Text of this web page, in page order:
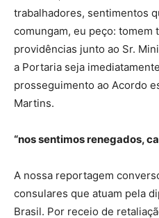
trabalhadores, sentimentos
comungam, eu peço: tomem
providências junto ao Sr.
a Portaria seja
prosseguimento ao Acordo
Martins.
“nos sentimos renegados,
A nossa reportagem
consulares que atuam pela
Brasil. Por receio de